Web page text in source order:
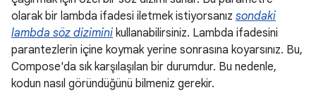
olarak bir lambda ifadesi iletmek istiyorsanız sondaki
lambda söz dizimini kullanabilirsiniz. Lambda ifadesini
parantezlerin içine koymak yerine sonrasına koyarsınız. Bu,
Compose'da sık karşılaşılan bir durumdur. Bu nedenle,
kodun nasıl göründüğünü bilmeniz gerekir.